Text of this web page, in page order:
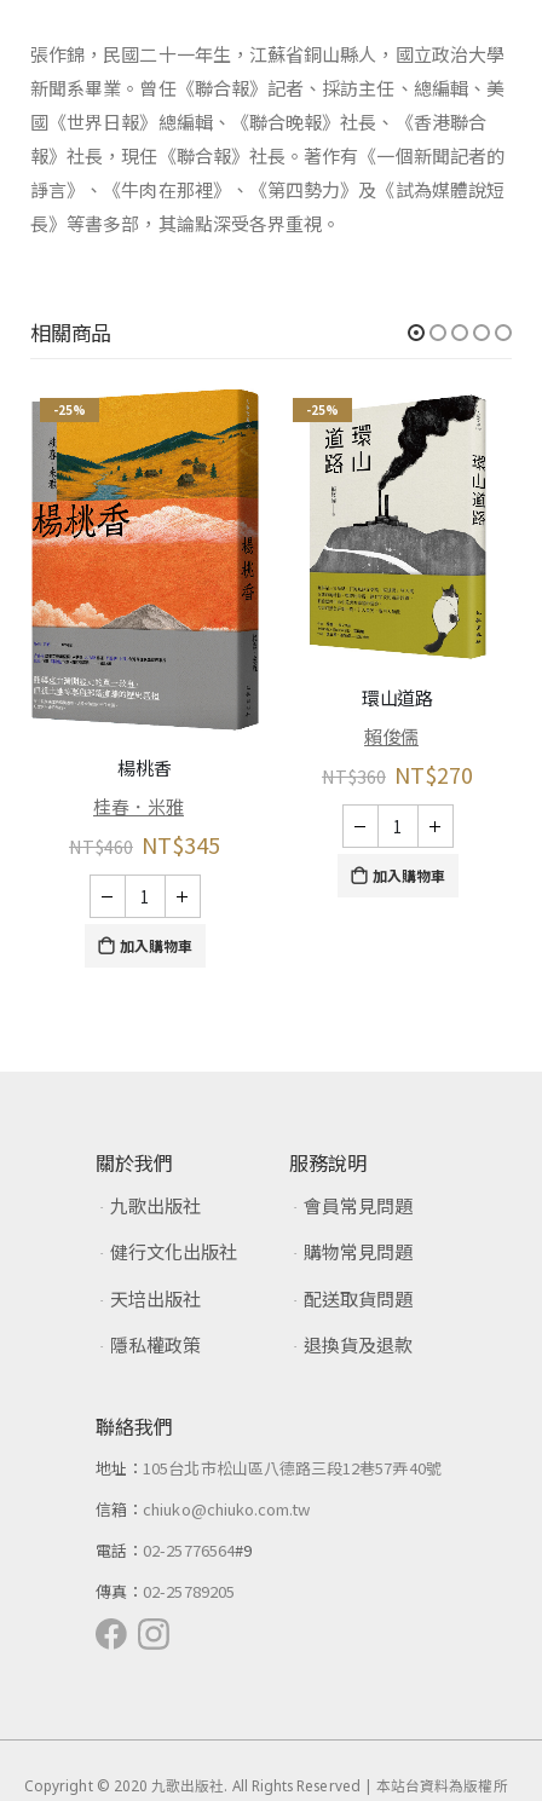
張作錦，民國二十一年生，江蘇省銅山縣人，國立政治大學
新聞系畢業。曾任《聯合報》記者、採訪主任、總編輯、美
國《世界日報》總編輯、《聯合晚報》社長、《香港聯合
報》社長，現任《聯合報》社長。著作有《一個新聞記者的
諍言》、《牛肉在那裡》、《第四勢力》及《試為媒體說短
長》等書多部，其論點深受各界重視。
相關商品
-25%
楊桃香
桂春．米雅
NT$460 NT$345
加入購物車
-25%
環山道路
賴俊儒
NT$360 NT$270
加入購物車
關於我們
九歌出版社
健行文化出版社
天培出版社
隱私權政策
服務說明
會員常見問題
購物常見問題
配送取貨問題
退換貨及退款
聯絡我們
地址：105台北市松山區八德路三段12巷57弄40號
信箱： chiuko@chiuko.com.tw
電話： 02-25776564#9
傳真： 02-25789205
Copyright © 2020 九歌出版社. All Rights Reserved | 本站台資料為版權所